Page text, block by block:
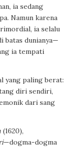
ia sedang
Namun karena
ia selalu
batas dunianya—
ia tempati
yang paling berat:
diri sendiri,
dari sang
(1620),
—dogma-dogma